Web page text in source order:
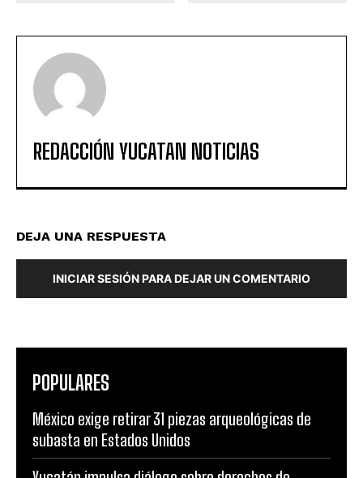
REDACCIÓN YUCATAN NOTICIAS
DEJA UNA RESPUESTA
INICIAR SESIÓN PARA DEJAR UN COMENTARIO
POPULARES
México exige retirar 31 piezas arqueológicas de
subasta en Estados Unidos